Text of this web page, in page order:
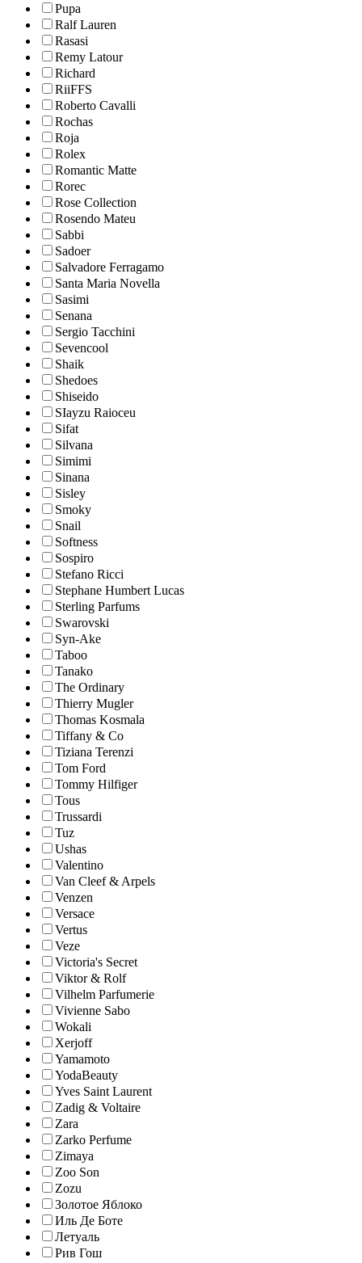
Pupa
Ralf Lauren
Rasasi
Remy Latour
Richard
RiiFFS
Roberto Cavalli
Rochas
Roja
Rolex
Romantic Matte
Rorec
Rose Collection
Rosendo Mateu
Sabbi
Sadoer
Salvadore Ferragamo
Santa Maria Novella
Sasimi
Senana
Sergio Tacchini
Sevencool
Shaik
Shedoes
Shiseido
SIayzu Raioceu
Sifat
Silvana
Simimi
Sinana
Sisley
Smoky
Snail
Softness
Sospiro
Stefano Ricci
Stephane Humbert Lucas
Sterling Parfums
Swarovski
Syn-Ake
Taboo
Tanako
The Ordinary
Thierry Mugler
Thomas Kosmala
Tiffany & Co
Tiziana Terenzi
Tom Ford
Tommy Hilfiger
Tous
Trussardi
Tuz
Ushas
Valentino
Van Cleef & Arpels
Venzen
Versace
Vertus
Veze
Victoria's Secret
Viktor & Rolf
Vilhelm Parfumerie
Vivienne Sabo
Wokali
Xerjoff
Yamamoto
YodaBeauty
Yves Saint Laurent
Zadig & Voltaire
Zara
Zarko Perfume
Zimaya
Zoo Son
Zozu
Золотое Яблоко
Иль Де Боте
Летуаль
Рив Гош